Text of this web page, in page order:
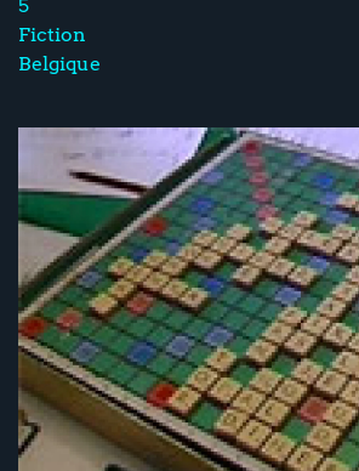
5
Fiction
Belgique